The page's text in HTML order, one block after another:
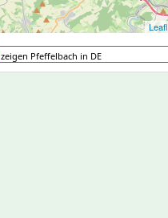
zeigen Pfeffelbach in DE